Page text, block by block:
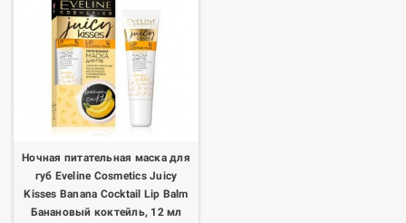
Ночная питательная маска для
губ Eveline Cosmetics Juicy
Kisses Banana Cocktail Lip Balm
Банановый коктейль, 12 мл